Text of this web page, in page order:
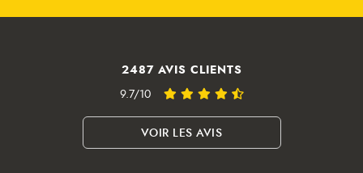
2487 AVIS CLIENTS
9.7/10
VOIR LES AVIS